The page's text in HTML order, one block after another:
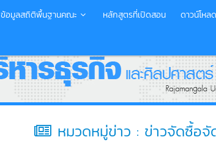
ข้อมูลสถิติพื้นฐานคณะ หลักสูตรที่เปิดสอน ดาวน์โหลด
หมวดหมู่ข่าว : ข่าวจัดซื้อจั